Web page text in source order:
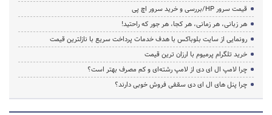
قیمت سرور HP/بررسی و خرید سرور اچ پی
هر زبانی، هر زمانی، هر کجا، هر جور که راحتید!
رونمایی از سایت بلوباکس با هدف خدمات پرداخت سریع با نازلترین قیمت
خرید تلگرام پرمیوم با ارزان ترین قیمت
چرا لامپ ال ای دی از لامپ رشته‌ای و کم مصرف بهتر است؟
چرا پنل های ال ای دی سقفی فروش خوبی دارند؟